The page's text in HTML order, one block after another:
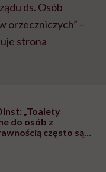
ds. Osób
orzeczniczych” –
strona
„Toalety
do osób z
często są